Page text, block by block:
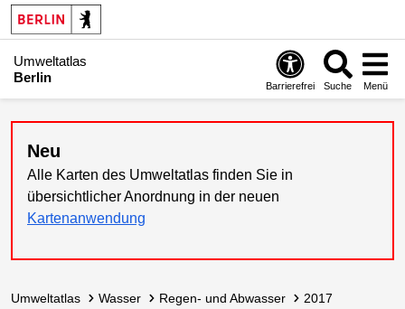
Umweltatlas
Berlin
Barrierefrei Suche Menü
Neu
Alle Karten des Umweltatlas finden Sie in
übersichtlicher Anordnung in der neuen
Kartenanwendung
Umweltatlas Wasser Regen- und Abwasser
2017